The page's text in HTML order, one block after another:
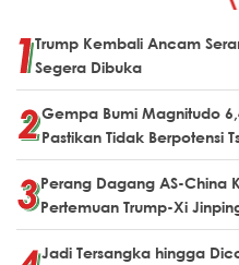
Trump Kembali Ancam
Segera Dibuka
Gempa Bumi Magnitudo
Pastikan Tidak Berpotensi
Perang Dagang AS-China
Pertemuan Trump-Xi
Jadi Tersangka hingga